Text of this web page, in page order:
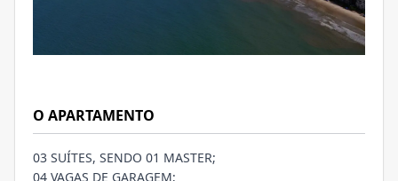
O APARTAMENTO
03 SUÍTES, SENDO 01 MASTER;
04 VAGAS DE GARAGEM;